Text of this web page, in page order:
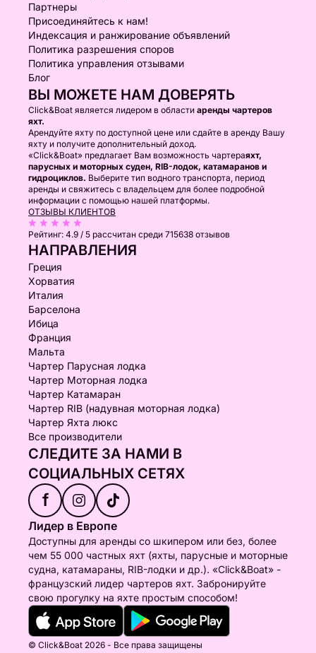
Партнеры
Присоединяйтесь к нам!
Индексация и ранжирование объявлений
Политика разрешения споров
Политика управления отзывами
Блог
ВЫ МОЖЕТЕ НАМ ДОВЕРЯТЬ
Click&Boat является лидером в области аренды чартеров
яхт.
Арендуйте яхту по доступной цене или сдайте в аренду Вашу
яхту и получите дополнительный доход.
«Click&Boat» предлагает Вам возможность чартераяхт,
парусных и моторных суден, RIB-лодок, катамаранов и
гидроциклов. Выберите тип водного транспорта, период
аренды и свяжитесь с владельцем для более подробной
информации с помощью нашей платформы.
ОТЗЫВЫ КЛИЕНТОВ
Рейтинг: 4.9 / 5 рассчитан среди 715638 отзывов
НАПРАВЛЕНИЯ
Греция
Хорватия
Италия
Барселона
Ибица
Франция
Мальта
Чартер Парусная лодка
Чартер Моторная лодка
Чартер Катамаран
Чартер RIB (надувная моторная лодка)
Чартер Яхта люкс
Все производители
СЛЕДИТЕ ЗА НАМИ В
СОЦИАЛЬНЫХ СЕТЯХ
f
Лидер в Европе
Доступны для аренды со шкипером или без, более
чем 55 000 частных яхт (яхты, парусные и моторные
судна, катамараны, RIB-лодки и др.). «Click&Boat» -
французский лидер чартеров яхт. Забронируйте
свою прогулку на яхте простым способом!
© Click&Boat 2026 - Все права защищены